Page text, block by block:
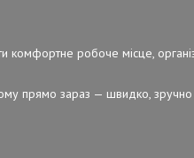
комфортне робоче місце,
прямо зараз — швидко, зручно